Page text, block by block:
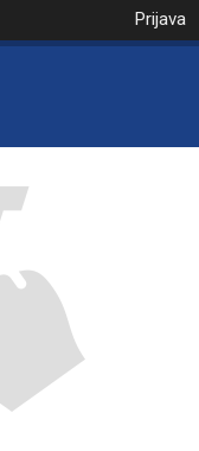
Prijava
VAŠA KOŠARICA JE